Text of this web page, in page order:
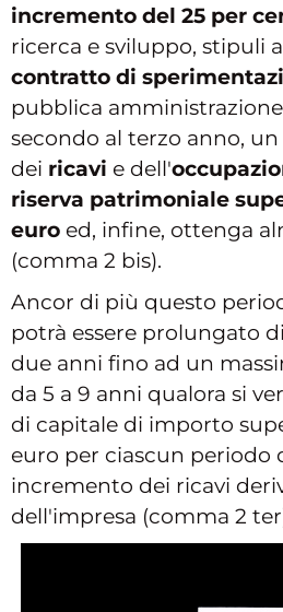
incremento del 25 per
ricerca e sviluppo, stipuli
contratto di
pubblica
secondo al terzo anno, un
dei ricavi e dell'
riserva patrimoniale
euro ed, infine, ottenga
(comma 2 bis).
Ancor di più questo
potrà essere prolungato
due anni fino ad un
da 5 a 9 anni qualora si
di capitale di importo
euro per ciascun periodo
incremento dei ricavi
dell'impresa (comma 2